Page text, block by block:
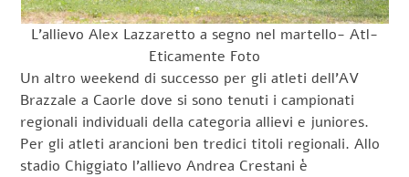
L’allievo Alex Lazzaretto a segno nel martello- Atl-
Eticamente Foto
Un altro weekend di successo per gli atleti dell’AV
Brazzale a Caorle dove si sono tenuti i campionati
regionali individuali della categoria allievi e juniores.
Per gli atleti arancioni ben tredici titoli regionali. Allo
stadio Chiggiato l’allievo Andrea Crestani è